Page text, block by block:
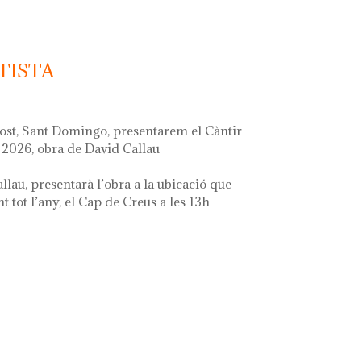
Sant Domingo, presentarem el Càntir
obra de David Callau
presentarà l’obra a la ubicació que
l’any, el Cap de Creus a les 13h